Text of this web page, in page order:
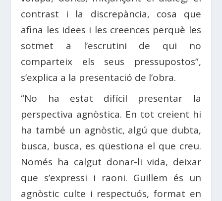
contrast i la discrepància, cosa que
afina les idees i les creences perquè les
sotmet a l’escrutini de qui no
comparteix els seus pressupostos”,
s’explica a la presentació de l’obra.
“No ha estat difícil presentar la
perspectiva agnòstica. En tot creient hi
ha també un agnòstic, algú que dubta,
busca, busca, es qüestiona el que creu.
Només ha calgut donar-li vida, deixar
que s’expressi i raoni. Guillem és un
agnòstic culte i respectuós, format en